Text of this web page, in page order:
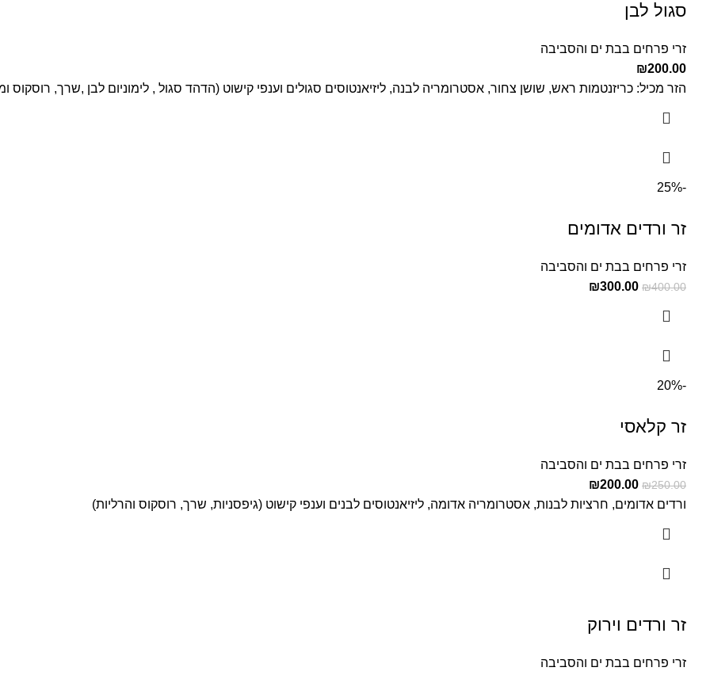
סגול לבן
זרי פרחים בבת ים והסביבה
₪200.00
הזר מכיל: כריזנטמות ראש, שושן צחור, אסטרומריה לבנה, ליזיאנטוסים סגולים וענפי קישוט (הדהד סגול , לימוניום לבן ,שרך, רוסקוס
-25%
זר ורדים אדומים
זרי פרחים בבת ים והסביבה
₪400.00
₪300.00
-20%
זר קלאסי
זרי פרחים בבת ים והסביבה
₪250.00
₪200.00
ורדים אדומים, חרציות לבנות, אסטרומריה אדומה, ליזיאנטוסים לבנים וענפי קישוט (גיפסניות, שרך, רוסקוס והרליות)
זר ורדים וירוק
זרי פרחים בבת ים והסביבה